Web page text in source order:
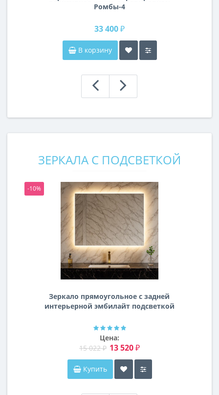
Ромбы-4
33 400 ₽
В корзину
ЗЕРКАЛА С ПОДСВЕТКОЙ
-10%
Зеркало прямоугольное с задней
интерьерной эмбилайт подсветкой
Цена:
15 022 ₽ 13 520 ₽
Купить